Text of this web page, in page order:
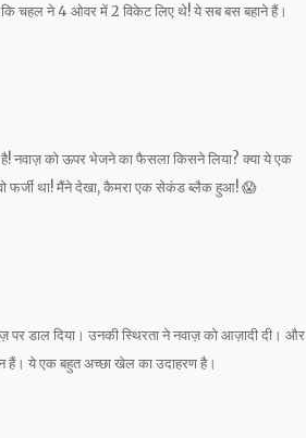
कि चहल ने 4 ओवर में 2 विकेट लिए थे! ये सब बस बहाने हैं।
नवाज़ को ऊपर भेजने का फैसला किसने लिया? क्या ये एक
वो फर्जी था! मैंने देखा, कैमरा एक सेकंड ब्लैक हुआ! 😱
पर डाल दिया। उनकी स्थिरता ने नवाज़ को आज़ादी दी। और
हैं। ये एक बहुत अच्छा खेल का उदाहरण है।